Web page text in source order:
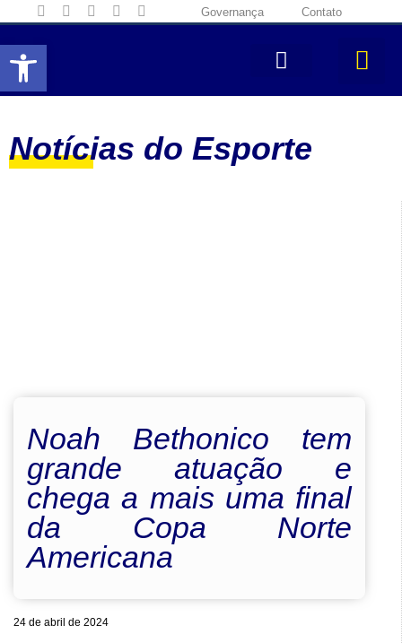
Abrir a barra de ferramentas
Governança Contato
Notícias do Esporte
Noah Bethonico tem
grande atuação e
chega a mais uma final
da Copa Norte
Americana
24 de abril de 2024